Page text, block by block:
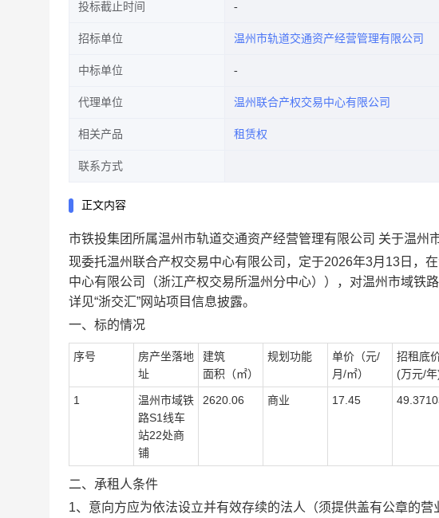
投标截止时间
招标单位 温州市轨道交通资产经营管理有限公司
中标单位
代理单位 温州联合产权交易中心有限公司
相关产品 租赁权
联系方式
正文内容
市铁投集团所属温州市轨道交通资产经营管理有限公司 关于温州
现委托温州联合产权交易中心有限公司，定于2026年3月 13 日，
中心有限公司（浙江产权交易所温州分中心） ），对温州市域铁路
详见“浙交汇”网站项目信息披露。
一、标的情况
序号
房产坐落地
址
建筑
面积 （㎡）
规划功能 单价（元/
月/㎡）
招租底
(万元/年
1
温州市域铁
路S1线车
站22处商
铺
2620.06 商业 17.45
二、承租人条件
1、意向方应为依法设立并有效存续的法人（须提供盖有公章的营